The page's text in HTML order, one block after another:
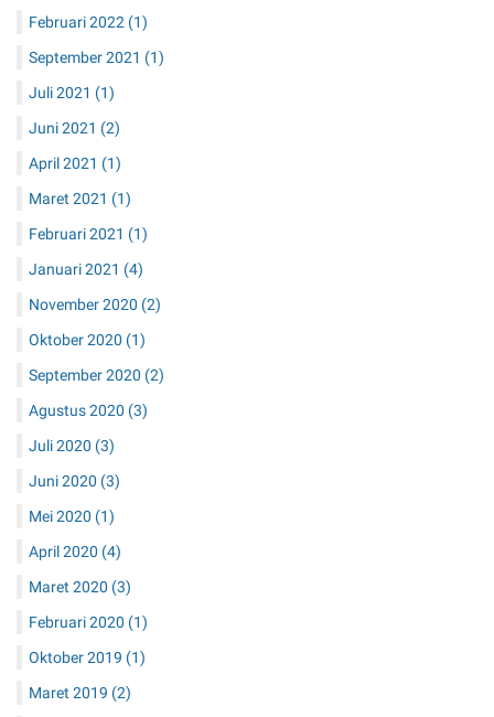
Februari 2022 (1)
September 2021 (1)
Juli 2021 (1)
Juni 2021 (2)
April 2021 (1)
Maret 2021 (1)
Februari 2021 (1)
Januari 2021 (4)
November 2020 (2)
Oktober 2020 (1)
September 2020 (2)
Agustus 2020 (3)
Juli 2020 (3)
Juni 2020 (3)
Mei 2020 (1)
April 2020 (4)
Maret 2020 (3)
Februari 2020 (1)
Oktober 2019 (1)
Maret 2019 (2)